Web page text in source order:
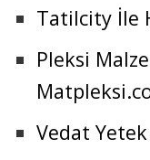
Tatilcity İle
Pleksi
Vedat Yetek